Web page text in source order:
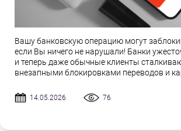
Вашу банковскую операцию могут
если Вы ничего не нарушали! Банки
и теперь даже обычные клиенты
внезапными блокировками переводов и
14.05.2026 76